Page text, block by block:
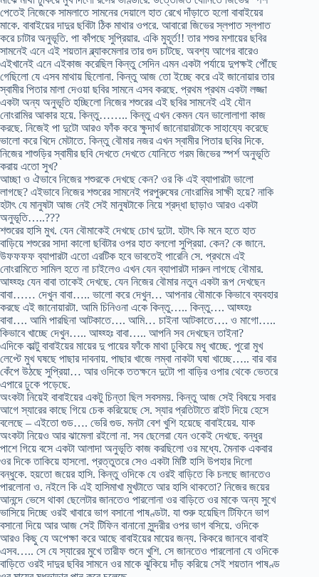
পেতেই নিজেকে সামলাতে সামনের দেয়ালে হাত রেখে দাঁড়াতে হলো বাবাইয়ের
মাকে. বাবাইয়ের দাদুর ছবিটা ঠিক মাথার ওপরে. আবারো জিভের স্লপাত স্লপাত
করে চাটার অনুভূতি. পা কাঁপছে সুপ্রিয়ার. একি মুহূর্ত!! তার শশুর মশায়ের ছবির
সামনেই এনে এই শয়তান ব্ল্যাকমেলার তার গুদ চাটছে. অবশ্য আগের বারেও
এইখানেই এনে এইকাজ করেছিল কিন্তু সেদিন এমন একটা পর্যায়ে দুপক্ষই পৌঁছে
গেছিলো যে এসব মাথায় ছিলোনা. কিন্তু আজ তো ইচ্ছে করে এই জানোয়ার তার
স্বামীর পিতার মালা দেওয়া ছবির সামনে এসব করছে. প্রথম প্রথম একটা লজ্জা
একটা অন্য অনুভূতি হচ্ছিলো নিজের শশুরের এই ছবির সামনেই এই যৌন
নোংরামির আকার হয়ে. কিন্তু…….. কিন্তু এখন কেমন যেন ভালোলাগা কাজ
করছে. নিজেই পা দুটো আরও ফাঁক করে ক্ষুদার্থ জানোয়ারটাকে সাহায্যে করেছে
ভালো করে খিদে মেটাতে. কিন্তু বৌমার নজর এখন স্বামীর পিতার ছবির দিকে.
নিজের শাশুড়ির স্বামীর ছবি দেখতে দেখতে যোনিতে গরম জিভের স্পর্শ অনুভূতি
করায় এতো সুখ?
আচ্ছা ও ঐভাবে নিজের শশুরকে দেখছে কেন? ওর কি এই ব্যাপারটা ভালো
লাগছে? এইভাবে নিজের শশুরের সামনেই পরপুরুষের নোংরামির সাক্ষী হয়ে? নাকি
হটাৎ যে মানুষটা আজ নেই সেই মানুষটাকে নিয়ে শ্রদ্ধা ছাড়াও আরও একটা
অনুভূতি…..???
শশুরের হাসি মুখ. যেন বৌমাকেই দেখছে চোখ দুটো. হটাৎ কি মনে হতে হাত
বাড়িয়ে শশুরের সাদা কালো ছবিটার ওপর হাত বললো সুপ্রিয়া. কেন? কে জানে.
উফফফফ ব্যাপারটা এতো এরটিক হবে ভাবতেই পারেনি সে. প্রথমে এই
নোংরামিতে সামিল হতে না চাইলেও এখন যেন ব্যাপারটা দারুন লাগছে বৌমার.
আহ্হ্হঃ যেন বাবা তাকেই দেখছে. যেন নিজের বৌমার নতুন একটা রূপ দেখছেন
বাবা…… দেখুন বাবা….. ভালো করে দেখুন… আপনার বৌমাকে কিভাবে ব্যবহার
করছে এই জানোয়ারটা. আমি চিনিওনা একে কিন্তু….. কিন্তু…. আহ্হ্হঃ
বাবা…. আমি পারছিনা আটকাতে…. আমি… চাইনা আটকাতে…. ও মাগো…..
কিভাবে খাচ্ছে দেখুন….. আহ্হ্হঃ বাবা….. আপনি সব দেখছেন তাইনা?
এদিকে কাল্টু বাবাইয়ের মায়ের দু পায়ের ফাঁকে মাথা ঢুকিয়ে মধু খাচ্ছে. পুরো মুখ
লেপ্টে মুখ ঘষছে পাছার দাবনায়. পাছার খাজে লম্বা নাকটা ঘষা খাচ্ছে….. বার বার
কেঁপে উঠছে সুপ্রিয়া… আর ওদিকে ততক্ষনে দুটো পা বাড়ির ওপার থেকে ভেতরে
এপারে ঢুকে পড়েছে.
অংকটা নিয়েই বাবাইয়ের একটু চিন্তা ছিল সবসময়. কিন্তু আজ সেই বিষয়ে সবার
আগে স্যারের কাছে গিয়ে চেক করিয়েছে সে. স্যার প্রতিটাতে রাইট দিয়ে হেসে
বলেছে – এইতো গুড…. ভেরি গুড. মনটা বেশ খুশি হয়েছে বাবাইয়ের. যাক
অংকটা নিয়েও আর ঝামেলা রইলো না. সব ছেলেরা যেন ওকেই দেখছে. বন্ধুর
পাশে গিয়ে বসে একটা আলাদা অনুভূতি কাজ করছিলো ওর মধ্যে. মৈনাক একবার
ওর দিকে তাকিয়ে হাসলো. প্রত্তুতরে সেও একটা মিষ্টি হাসি উপহার দিলো
বন্ধুকে. হয়তো জয়ের হাসি. কিন্তু ওদিকে যে ওরই বাড়িতে কি চলছে জানতেও
পারলোনা ও. নইলে কি এই হাসিমাখা মুখটাতে আর হাসি থাকতো? নিজের জয়ের
আনন্দে ভেসে থাকা ছেলেটার জানতেও পারলোনা ওর বাড়িতে ওর মাকে অন্য সুখে
ভাসিয়ে দিচ্ছে ওরই খাবারে ভাগ বসানো পাষণ্ডটা. যা শুরু হয়েছিল টিফিনে ভাগ
বসানো দিয়ে আর আজ সেই টিফিন বানানো সুন্দরীর ওপর ভাগ বসিয়ে. ওদিকে
আরও কিছু যে অপেক্ষা করে আছে বাবাইয়ের মায়ের জন্য. কিকরে জানবে বাবাই
এসব….. সে যে স্যারের মুখে তারীফ শুনে খুশি. সে জানতেও পারলোনা যে ওদিকে
বাড়িতে ওরই দাদুর ছবির সামনে ওর মাকে ঝুকিয়ে দাঁড় করিয়ে সেই শয়তান পাষণ্ড